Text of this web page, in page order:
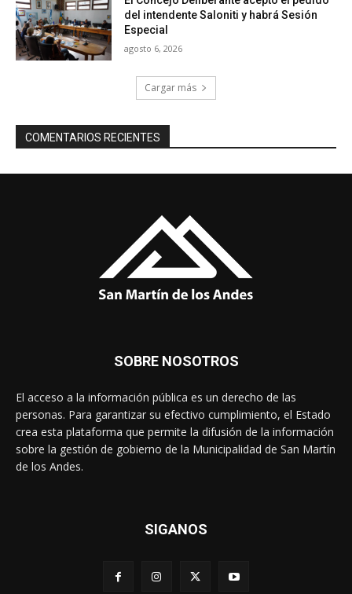
del intendente Saloniti y habrá Sesión
Especial
agosto 6, 2026
Cargar más
COMENTARIOS RECIENTES
SOBRE NOSOTROS
El acceso a la información pública es un derecho de las
personas. Para garantizar su efectivo cumplimiento, el Estado
crea esta plataforma que permite la difusión de la información
sobre la gestión de gobierno de la Municipalidad de San Martín
de los Andes.
SIGANOS